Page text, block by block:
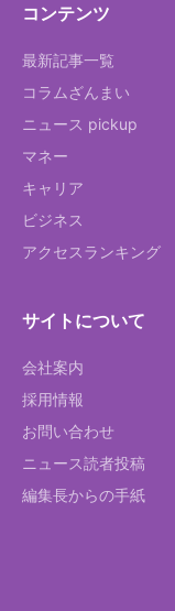
コンテンツ
最新記事一覧
コラムざんまい
ニュース pickup
マネー
キャリア
ビジネス
アクセスランキング
サイトについて
会社案内
採用情報
お問い合わせ
ニュース読者投稿
編集長からの手紙